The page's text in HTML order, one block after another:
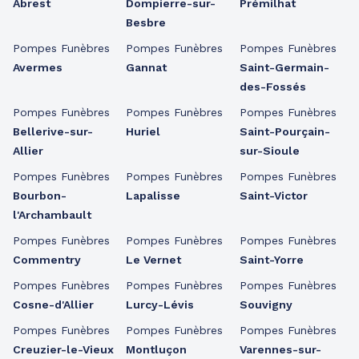
Abrest
Pompes Funèbres
Avermes
Pompes Funèbres
Bellerive-sur-
Allier
Pompes Funèbres
Bourbon-
l'Archambault
Pompes Funèbres
Commentry
Pompes Funèbres
Cosne-d'Allier
Pompes Funèbres
Creuzier-le-Vieux
Dompierre-sur-
Besbre
Pompes Funèbres
Gannat
Pompes Funèbres
Huriel
Pompes Funèbres
Lapalisse
Pompes Funèbres
Le Vernet
Pompes Funèbres
Lurcy-Lévis
Pompes Funèbres
Montluçon
Prémilhat
Pompes Funèbres
Saint-Germain-
des-Fossés
Pompes Funèbres
Saint-Pourçain-
sur-Sioule
Pompes Funèbres
Saint-Victor
Pompes Funèbres
Saint-Yorre
Pompes Funèbres
Souvigny
Pompes Funèbres
Varennes-sur-